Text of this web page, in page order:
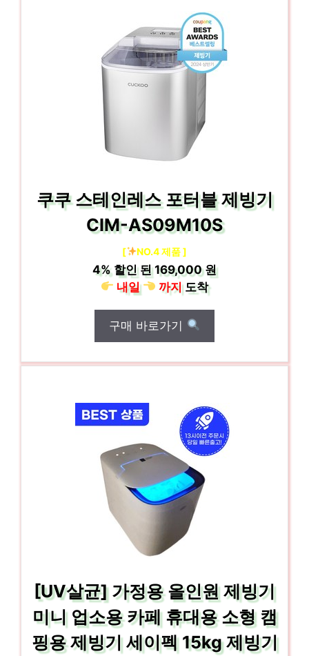
쿠쿠 스테인레스 포터블 제빙기
CIM-AS09M10S
[ NO.4 제품 ]
4% 할인 된169,000 원
내일
까지도착
구매 바로가기
[UV살균] 가정용 올인원 제빙기
미니 업소용 카페 휴대용 소형 캠
핑용 제빙기 세이펙 15kg 제빙기